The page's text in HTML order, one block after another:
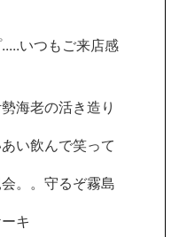
いつもご来店感
海老の活き造り
い飲んで笑って
。。守るぞ霧島
キ